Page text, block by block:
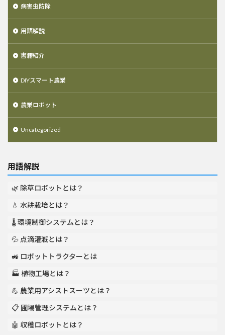
病害虫防除
用語解説
書籍紹介
DIYスマート農業
農業ロボット
Uncategorized
用語解説
🌿 除草ロボットとは？
💧 水耕栽培とは？
🌡️ 環境制御システムとは？
💦 点滴灌漑とは？
🚜 ロボットトラクターとは
🏭 植物工場とは？
💪 農業用アシストスーツとは？
📋 圃場管理システムとは？
🤖 収穫ロボットとは？